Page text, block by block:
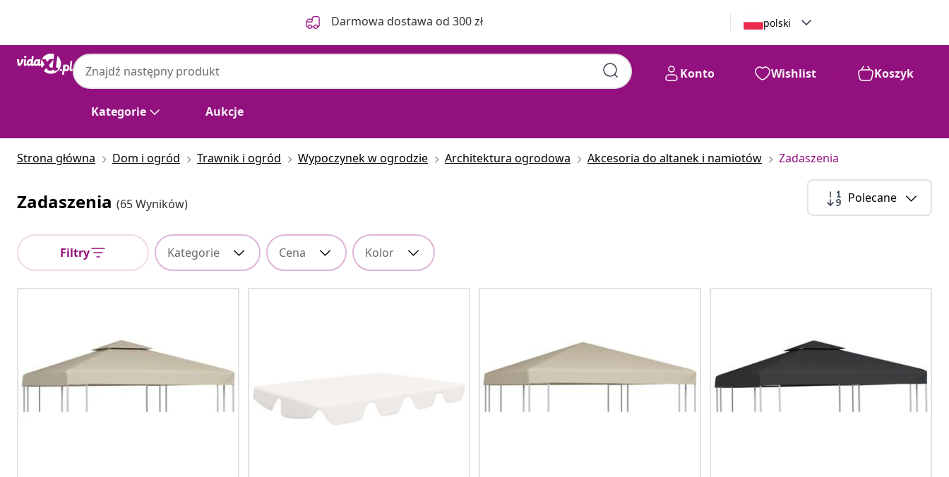
Darmowa dostawa od 300 zł polski
Kategorie Aukcje
Konto Wishlist Koszyk
Strona główna Dom i ogród Trawnik i ogród Wypoczynek w ogrodzie Architektura ogrodowa Akcesoria do altanek i namiotów Zadaszenia
Zadaszenia (65 Wyników) Polecane
Filtry Kategorie Cena Kolor